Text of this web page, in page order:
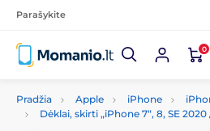
Parašykite
0
Pradžia Apple iPhone
Dėklai, skirti „iPhone 7“, 8, SE 2020